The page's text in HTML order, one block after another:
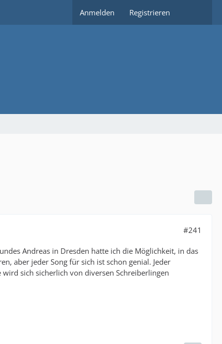
Anmelden Registrieren
#241
Andreas in Dresden hatte ich die Möglichkeit, in das
aber jeder Song für sich ist schon genial. Jeder
sich sicherlich von diversen Schreiberlingen